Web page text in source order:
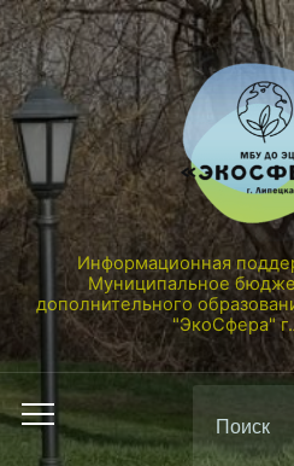
Информационная
Муниципальное
дополнительного
"ЭкоСфера"
Переключить
мобильное
по: